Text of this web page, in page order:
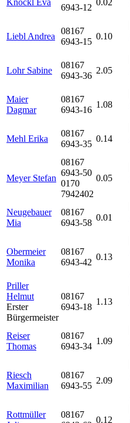
Knöckl Eva
6943-12
0.02
Liebl Andrea
08167
6943-15
0.10
Lohr Sabine
08167
6943-36
2.05
Maier
Dagmar
08167
6943-16
1.08
Mehl Erika
08167
6943-35
0.14
Meyer Stefan
08167
6943-50
0170
7942402
0.05
Neugebauer
Mia
08167
6943-58
0.01
Obermeier
Monika
08167
6943-42
0.13
Priller
Helmut
Erster
Bürgermeister
08167
6943-18
1.13
Reiser
Thomas
08167
6943-34
1.09
Riesch
Maximilian
08167
6943-55
2.09
Rottmüller
08167
0.12